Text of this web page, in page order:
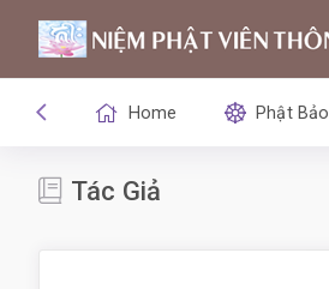
Home Phật Bảo
Tác Giả